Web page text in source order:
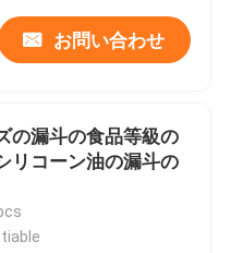
お問い合わせ
の漏斗の食品等級の
リコーン油の漏斗の